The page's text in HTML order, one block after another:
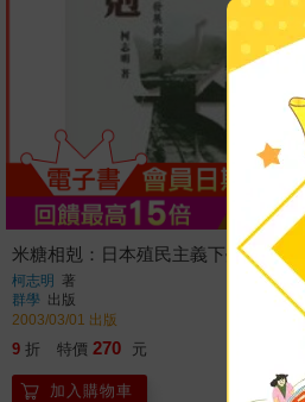
米糖相剋：日本殖民主義下臺灣的發
柯志明 著
群學 出版
2003/03/01 出版
9 折 特價 270 元
加入購物車